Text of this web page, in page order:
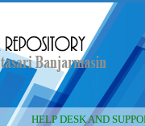
HELP DESK AND